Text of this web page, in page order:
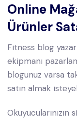
Online
Ürünler
Fitness blog
ekipmanı
blogunuz varsa
satın almak